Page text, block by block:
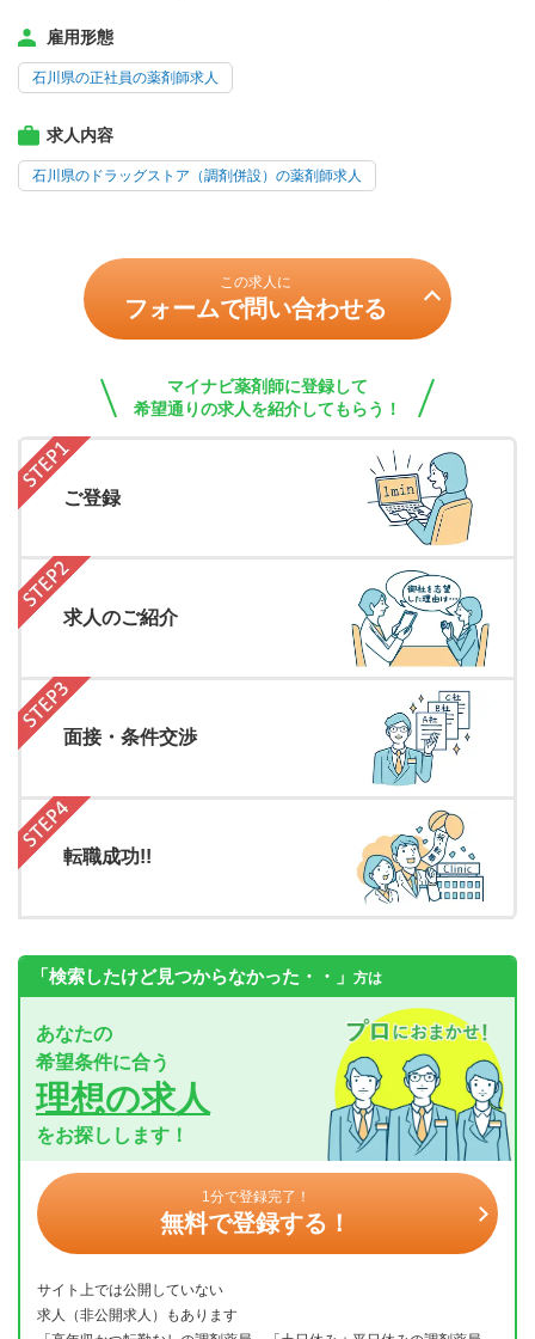
雇用形態
石川県の正社員の薬剤師求人
求人内容
石川県のドラッグストア（調剤併設）の薬剤師求人
この求人に
フォームで問い合わせる
マイナビ薬剤師に登録して
希望通りの求人を紹介してもらう！
ご登録
求人のご紹介
面接・条件交渉
転職成功!!
「検索したけど見つからなかった・・」 方は
あなたの
希望条件に合う
理想の求人
をお探しします！
1分で登録完了！
無料で登録する！
サイト上では公開していない
求人（非公開求人）もあります